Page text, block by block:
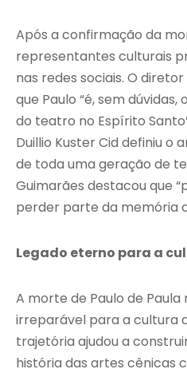
Após a confirmação da
representantes culturais
nas redes sociais. O
que Paulo “é, sem
do teatro no Espírito
Duillio Kuster Cid definiu o
de toda uma geração de
Guimarães destacou que
perder parte da memória
Legado eterno para a
A morte de Paulo de
irreparável para a cultura
trajetória ajudou a
história das artes cênicas